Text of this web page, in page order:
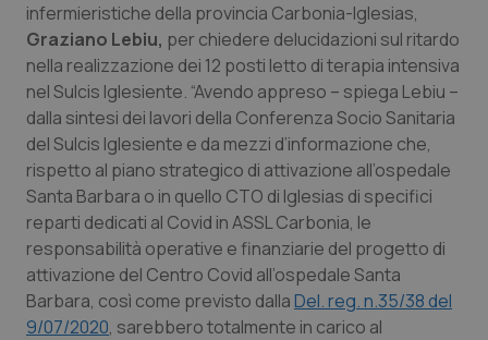
Emilia-Romagna
Friuli Venezia Giulia
Lazio
Liguria
Lombardia
Marche
Colesterolo & coronaropatie
Dermatite Atopica
Diabete & glucometri
Disturbi dell’umore
Dolore
Donna & Salute
infermieristiche della provincia Carbonia-Iglesias,
Graziano Lebiu, per chiedere delucidazioni sul ritardo
nella realizzazione dei 12 posti letto di terapia intensiva
nel Sulcis Iglesiente. “Avendo appreso – spiega Lebiu –
dalla sintesi dei lavori della Conferenza Socio Sanitaria
del Sulcis Iglesiente e da mezzi d’informazione che,
rispetto al piano strategico di attivazione all’ospedale
Santa Barbara o in quello CTO di Iglesias di specifici
reparti dedicati al Covid in ASSL Carbonia, le
responsabilità operative e finanziarie del progetto di
attivazione del Centro Covid all’ospedale Santa
Barbara, così come previsto dallaDel. reg. n.35/38 del
9/07/2020, sarebbero totalmente in carico al